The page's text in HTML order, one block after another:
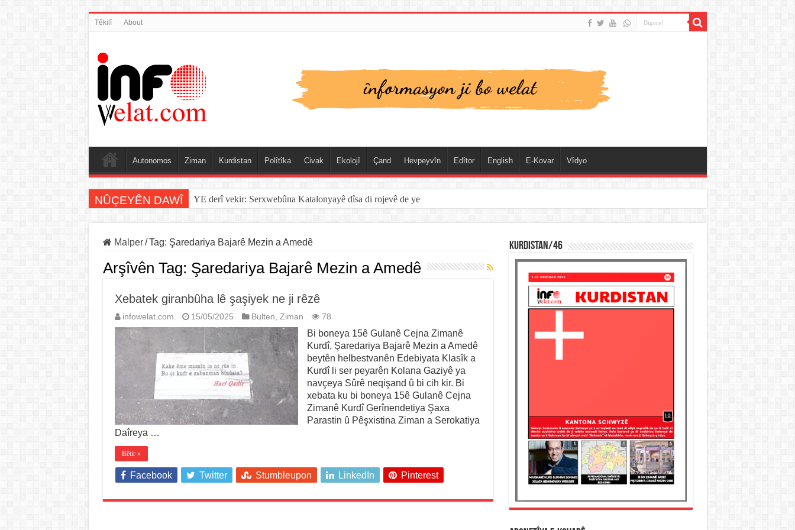
Têkilî About
Autonomos Ziman Kurdistan Polîtîka Civak Ekolojî Çand Hevpeyvîn Edîtor English E-Kovar Vîdyo
NÛÇEYÊN DAWÎ YE derî vekir: Serxwebûna Katalonyayê dîsa di rojevê de ye
Malper / Tag: Şaredariya Bajarê Mezin a Amedê
Arşîvên Tag: Şaredariya Bajarê Mezin a Amedê
Xebatek giranbûha lê şaşiyek ne ji rêzê
infowelat.com 15/05/2025 Bulten, Ziman 78
Bi boneya 15ê Gulanê Cejna Zimanê
Kurdî, Şaredariya Bajarê Mezin a Amedê
beytên helbestvanên Edebiyata Klasîk a
Kurdî li ser peyarên Kolana Gaziyê ya
navçeya Sûrê neqişand û bi cih kir. Bi
xebata ku bi boneya 15ê Gulanê Cejna
Zimanê Kurdî Gerînendetiya Şaxa
Parastin û Pêşxistina Ziman a Serokatiya
Daîreya …
Bêtir »
Facebook Twitter Stumbleupon LinkedIn Pinterest
KURDISTAN/46